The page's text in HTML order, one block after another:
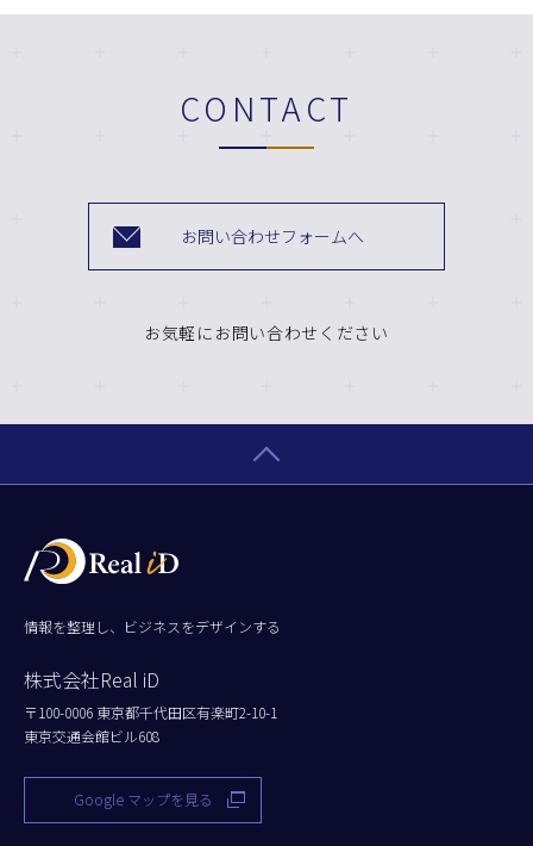
CONTACT
お問い合わせフォームへ
お気軽にお問い合わせください
情報を整理し、ビジネスをデザインする
株式会社Real iD
〒100-0006 東京都千代田区有楽町2-10-1
東京交通会館ビル608
Google マップを見る